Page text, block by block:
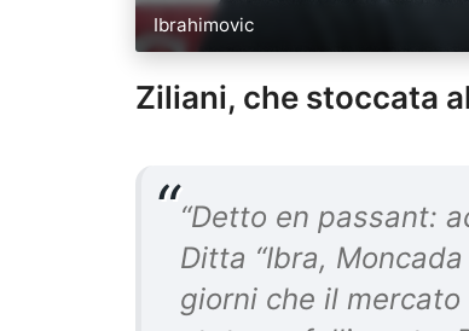
Ibrahimovic
Ziliani, che stoccata
“Detto en passant:
Ditta “Ibra,
giorni che il